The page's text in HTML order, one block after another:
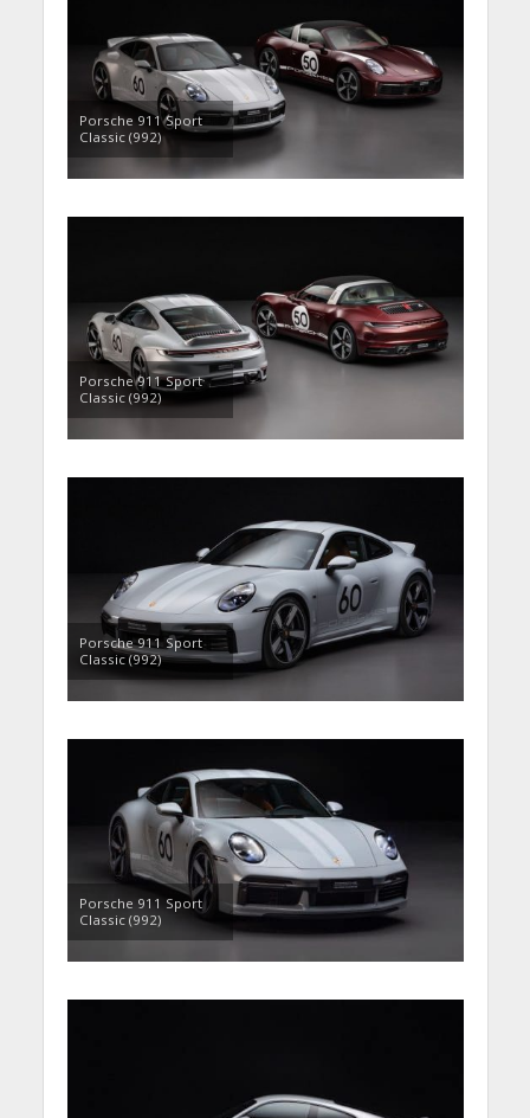
Porsche 911 Sport
Classic (992)
Porsche 911 Sport
Classic (992)
Porsche 911 Sport
Classic (992)
Porsche 911 Sport
Classic (992)